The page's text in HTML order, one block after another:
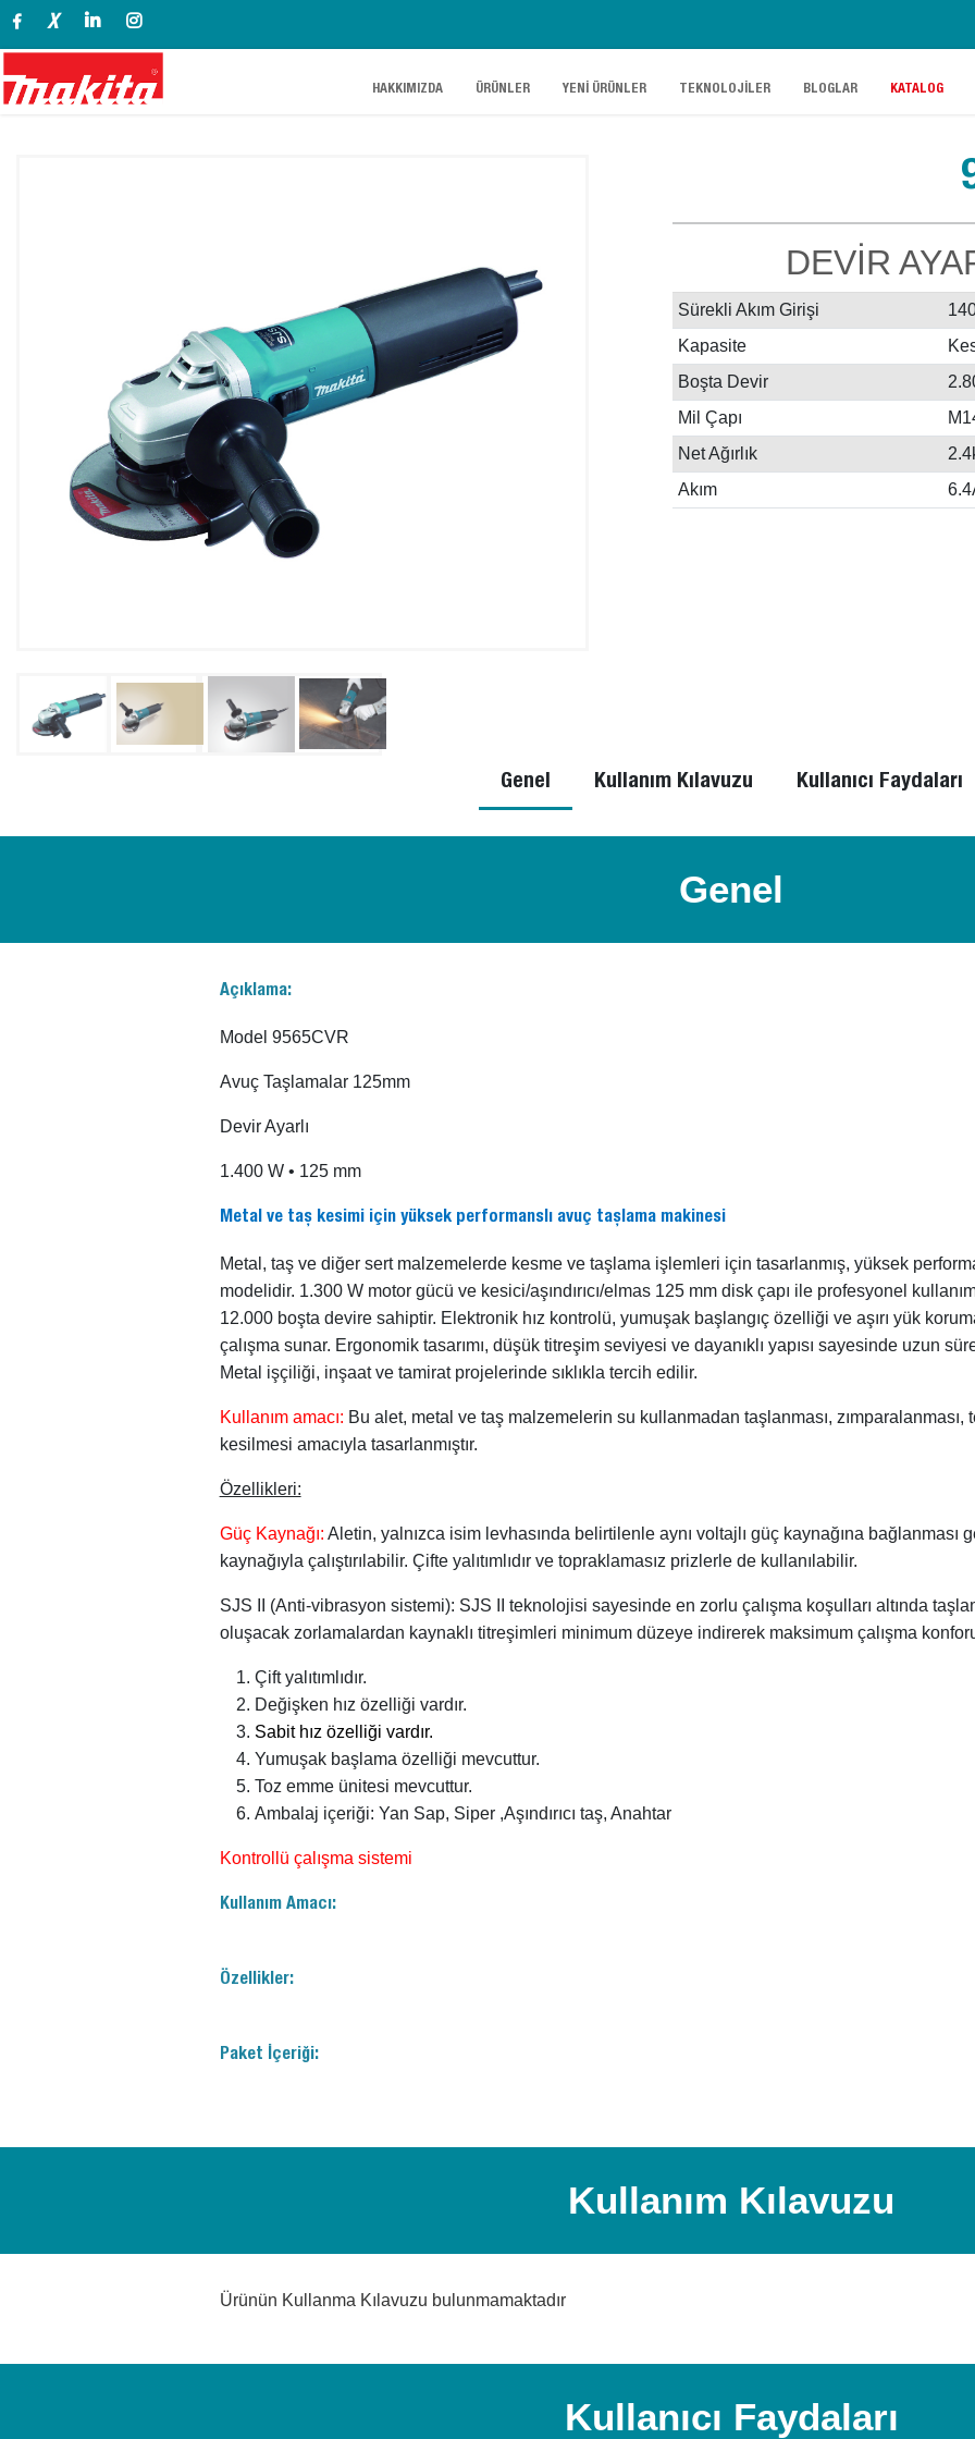
X
HAKKIMIZDA ÜRÜNLER YENİ ÜRÜNLER TEKNOLOJİLER BLOGLAR KATALOG
DEVİR
Sürekli Akım Girişi
Kapasite
Boşta Devir
Mil Çapı
Net Ağırlık
Akım
Genel Kullanım Kılavuzu Kullanıcı Faydaları
Genel
Açıklama:
Model 9565CVR
Avuç Taşlamalar 125mm
Devir Ayarlı
1.400 W • 125 mm
Metal ve taş kesimi için yüksek performanslı avuç taşlama makinesi
Metal, taş ve diğer sert malzemelerde kesme ve taşlama işlemleri için tasarlanmış, yüksek
modelidir. 1.300 W motor gücü ve kesici/aşındırıcı/elmas 125 mm disk çapı ile profesyonel
12.000 boşta devire sahiptir. Elektronik hız kontrolü, yumuşak başlangıç özelliği ve aşırı yük
çalışma sunar. Ergonomik tasarımı, düşük titreşim seviyesi ve dayanıklı yapısı sayesinde uzun
Metal işçiliği, inşaat ve tamirat projelerinde sıklıkla tercih edilir.
Kullanım amacı: Bu alet, metal ve taş malzemelerin su kullanmadan taşlanması, zımparalanması,
kesilmesi amacıyla tasarlanmıştır.
Özellikleri:
Güç Kaynağı: Aletin, yalnızca isim levhasında belirtilenle aynı voltajlı güç kaynağına bağlanması
kaynağıyla çalıştırılabilir. Çifte yalıtımlıdır ve topraklamasız prizlerle de kullanılabilir.
SJS II (Anti-vibrasyon sistemi): SJS II teknolojisi sayesinde en zorlu çalışma koşulları altında
oluşacak zorlamalardan kaynaklı titreşimleri minimum düzeye indirerek maksimum çalışma
Çift yalıtımlıdır.
Değişken hız özelliği vardır.
Sabit hız özelliği vardır.
Yumuşak başlama özelliği mevcuttur.
Toz emme ünitesi mevcuttur.
Ambalaj içeriği: Yan Sap, Siper ,Aşındırıcı taş, Anahtar
Kontrollü çalışma sistemi
Kullanım Amacı:
Özellikler:
Paket İçeriği:
Kullanım Kılavuzu
Ürünün Kullanma Kılavuzu bulunmamaktadır
Kullanıcı Faydaları